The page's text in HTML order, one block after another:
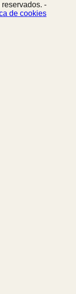
-
de cookies